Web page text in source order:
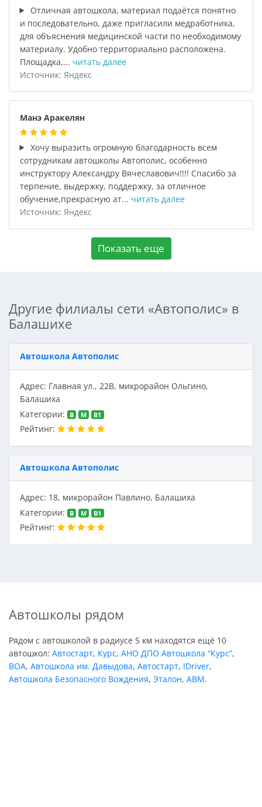
Отличная автошкола, материал подаётся понятно
и последовательно, даже пригласили медработника,
для объяснения медицинской части по необходимому
материалу. Удобно территориально расположена.
Площадка,... читать далее
Источник: Яндекс
Манэ Аракелян
Хочу выразить огромную благодарность всем
сотрудникам автошколы Автополис, особенно
инструктору Александру Вячеславович!!!! Спасибо за
терпение, выдержку, поддержку, за отличное
обучение,прекрасную ат... читать далее
Источник: Яндекс
Показать еще
Другие филиалы сети «Автополис» в
Балашихе
Автошкола Автополис
Адрес: Главная ул., 22В, микрорайон Ольгино,
Балашиха
Категории:
B M В1
Рейтинг:
Автошкола Автополис
Адрес: 18, микрорайон Павлино, Балашиха
Категории:
B M В1
Рейтинг:
Автошколы рядом
Рядом с автошколой в радиусе 5 км находятся ещё 10
автошкол: Автостарт, Курс, АНО ДПО Автошкола “Курс”,
ВОА, Автошкола им. Давыдова, Автостарт, IDriver,
Автошкола Безопасного Вождения, Эталон, АВМ.